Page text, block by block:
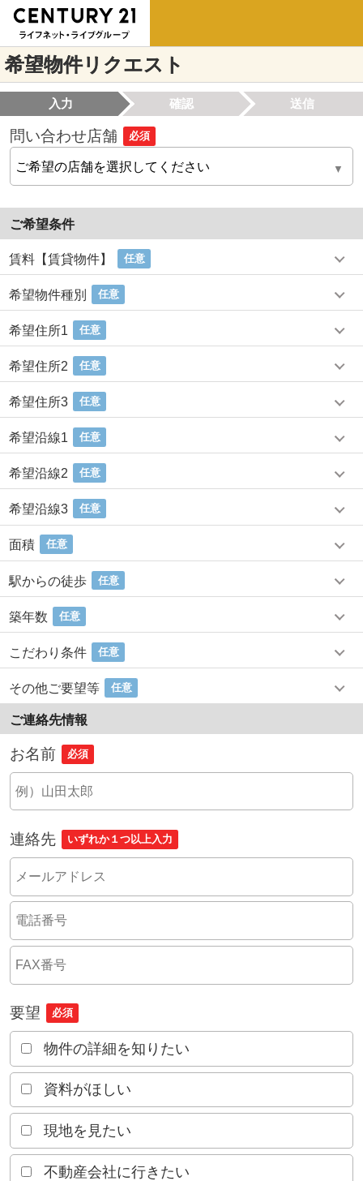
希望物件リクエスト
入力 確認 送信
問い合わせ店舗 必須
ご希望条件
賃料【賃貸物件】 任意
希望物件種別 任意
希望住所1 任意
希望住所2 任意
希望住所3 任意
希望沿線1 任意
希望沿線2 任意
希望沿線3 任意
面積 任意
駅からの徒歩 任意
築年数 任意
こだわり条件 任意
その他ご要望等 任意
ご連絡先情報
お名前 必須
連絡先 いずれか１つ以上入力
要望 必須
物件の詳細を知りたい
資料がほしい
現地を見たい
不動産会社に行きたい